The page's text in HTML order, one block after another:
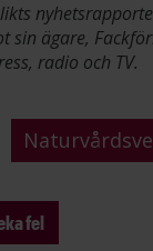
sin ägare,
radio och TV.
fel